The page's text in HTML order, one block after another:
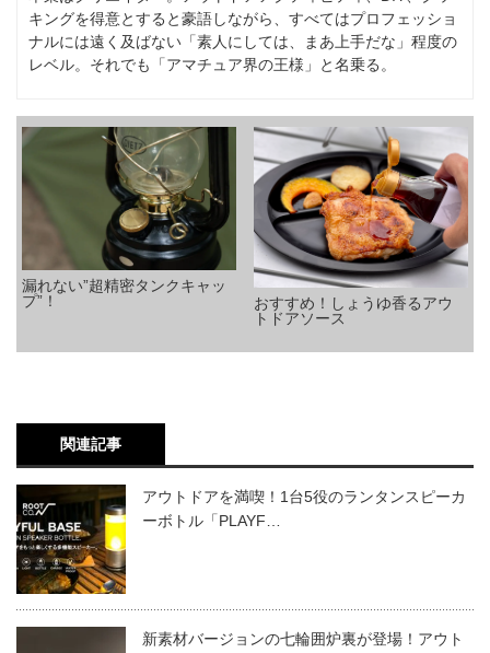
キングを得意とすると豪語しながら、すべてはプロフェッショ
ナルには遠く及ばない「素人にしては、まあ上手だな」程度の
レベル。それでも「アマチュア界の王様」と名乗る。
漏れない”超精密タンクキャッ
プ”！
おすすめ！しょうゆ香るアウ
トドアソース
関連記事
アウトドアを満喫！1台5役のランタンスピーカ
ーボトル「PLAYF…
新素材バージョンの七輪囲炉裏が登場！アウト